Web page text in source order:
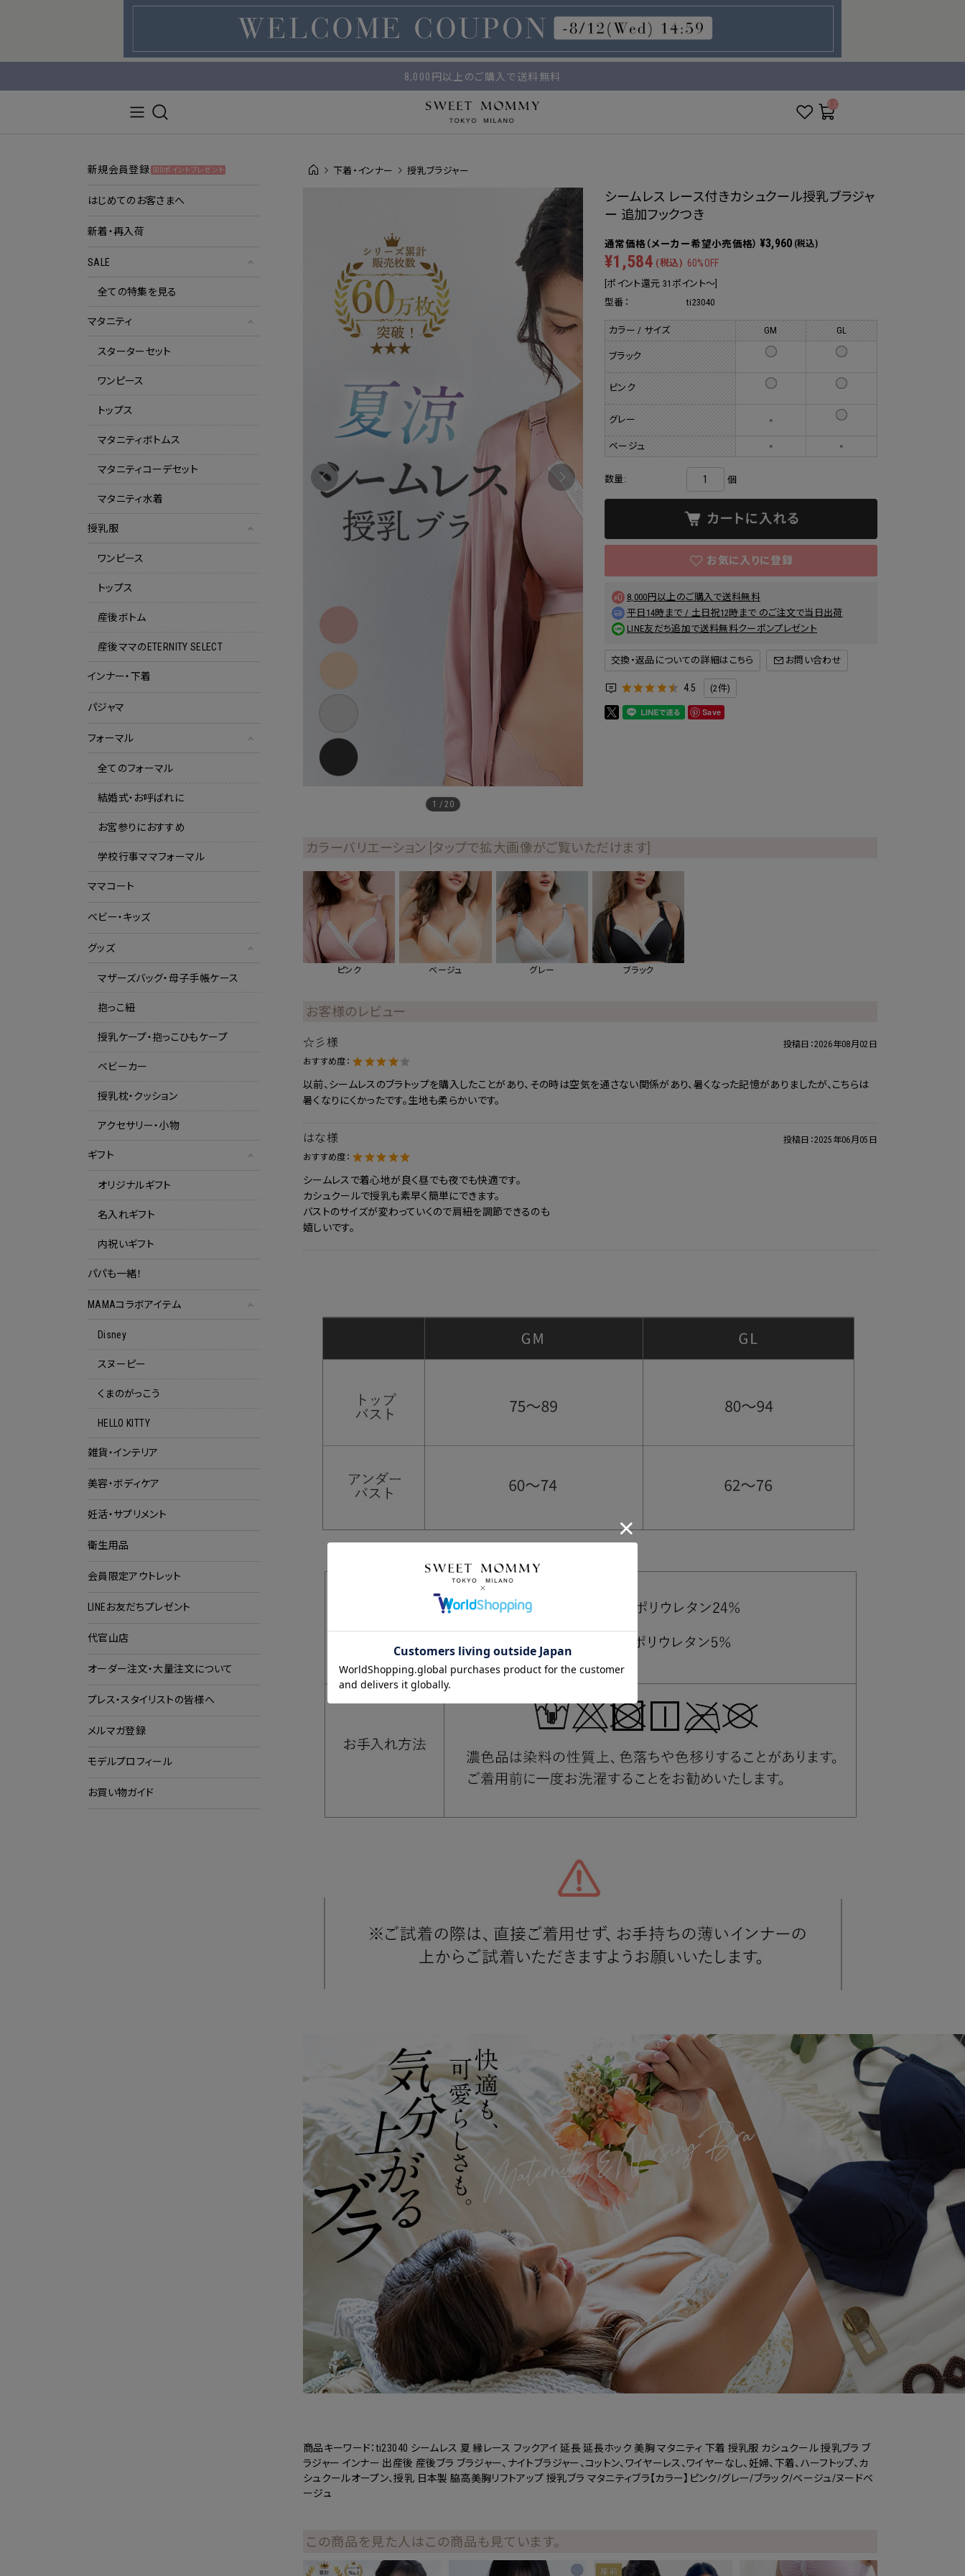
マタニティウェア・授乳服のスウィートマミー
8,000円以上のご購入で送料無料
__ITM_CNT__
下着・インナー 授乳ブラジャー
1 /20
シームレス レース付きカシュクール授乳ブラジャ
ー 追加フックつき
¥3,960 (税込)
¥1,584 (税込) 60%OFF
[ポイント還元 31ポイント～]
型番：
ti23040
カラー / サイズ GM GL
ブラック
ピンク
グレー ×
ベージュ × ×
数量: 個
8,000円以上のご購入で送料無料
平日14時まで / 土日祝12時まで のご注文で当日出荷
LINE友だち追加で送料無料クーポンプレゼント
交換・返品についての詳細はこちら
4.5 (2件)
Save
カラーバリエーション [タップで拡大画像がご覧いただけます]
ピンク ベージュ グレー ブラック
お客様のレビュー
☆彡様 投稿日：2026年08月02日
おすすめ度：
以前、シームレスのブラトップを購入したことがあり、その時は空気を通さない関係があり、暑くなった記憶がありましたが、こちらは
暑くなりにくかったです。生地も柔らかいです。
はな様 投稿日：2025年06月05日
おすすめ度：
シームレスで着心地が良く昼でも夜でも快適です。
カシュクールで授乳も素早く簡単にできます。
バストのサイズが変わっていくので肩紐を調節できるのも
嬉しいです。
商品キーワード：ti23040 シームレス 夏 縁レース フックアイ 延長 延長ホック 美胸 マタニティ 下着 授乳服 カシュクール 授乳ブラ ブ
ラジャー インナー 出産後 産後ブラ ブラジャー、ナイトブラジャー、コットン、ワイヤーレス、ワイヤーなし、妊婦、下着、ハーフトップ、カ
シュクールオープン、授乳 日本製 脇高美胸リフトアップ 授乳ブラ マタニティブラ【カラー】ピンク/グレー/ブラック/ベージュ/ヌードベ
ージュ
この商品を見た人はこの商品も見ています。
新規会員登録 500ポイントプレゼント
はじめてのお客さまへ
新着・再入荷
SALE
全ての特集を見る
マタニティ
スターターセット
ワンピース
トップス
マタニティボトムス
マタニティコーデセット
マタニティ水着
授乳服
ワンピース
トップス
産後ボトム
産後ママのETERNITY SELECT
インナー・下着
パジャマ
フォーマル
全てのフォーマル
結婚式・お呼ばれに
お宮参りにおすすめ
学校行事ママフォーマル
ママコート
ベビー・キッズ
グッズ
マザーズバッグ・母子手帳ケース
抱っこ紐
授乳ケープ・抱っこひもケープ
ベビーカー
授乳枕・クッション
アクセサリー・小物
ギフト
オリジナルギフト
名入れギフト
内祝いギフト
パパも一緒！
MAMAコラボアイテム
Disney
スヌーピー
くまのがっこう
HELLO KITTY
雑貨・インテリア
美容・ボディケア
妊活・サプリメント
衛生用品
会員限定アウトレット
LINEお友だちプレゼント
代官山店
オーダー注文・大量注文について
プレス・スタイリストの皆様へ
メルマガ登録
モデルプロフィール
お買い物ガイド
クーポンコードをコピーしました。
クーポンのご利用には会員登録が必要となります。